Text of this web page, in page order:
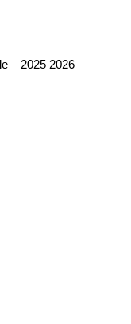
– 2025 2026